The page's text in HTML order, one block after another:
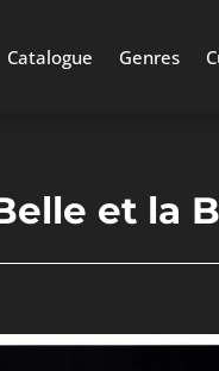
Catalogue Genres
et la